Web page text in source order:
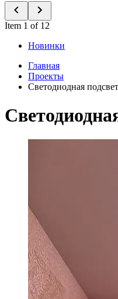
Item 1 of 12
Новинки
Главная
Проекты
Светодиодная